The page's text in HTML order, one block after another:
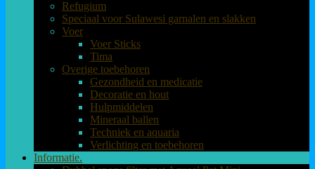
Refugium
Speciaal voor Sulawesi garnalen en slakken
Voer
Voer Sticks
Tima
Overige toebehoren
Gezondheid en medicatie
Decoratie en hout
Hulpmiddelen
Mineraal ballen
Techniek en aquaria
Verlichting en toebehoren
Informatie.